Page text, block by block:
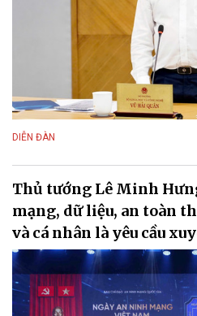
DIỄN ĐÀN
Thủ tướng Lê Minh
mạng, dữ liệu, an toàn
và cá nhân là yêu cầu